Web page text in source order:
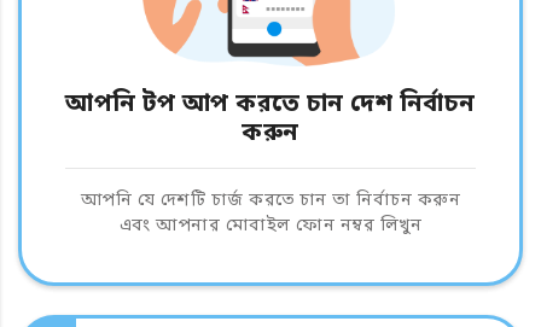
আপনি টপ আপ করতে চান দেশ নির্বাচন
করুন
আপনি যে দেশটি চার্জ করতে চান তা নির্বাচন করুন
এবং আপনার মোবাইল ফোন নম্বর লিখুন